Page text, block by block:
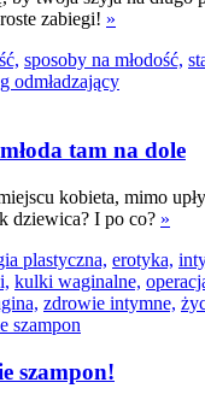
zabiegi! »
sposoby na młodość,
odmładzający
tam na dole
kobieta, mimo
dziewica? I po co? »
plastyczna, erotyka,
kulki waginalne,
zdrowie intymne,
szampon!